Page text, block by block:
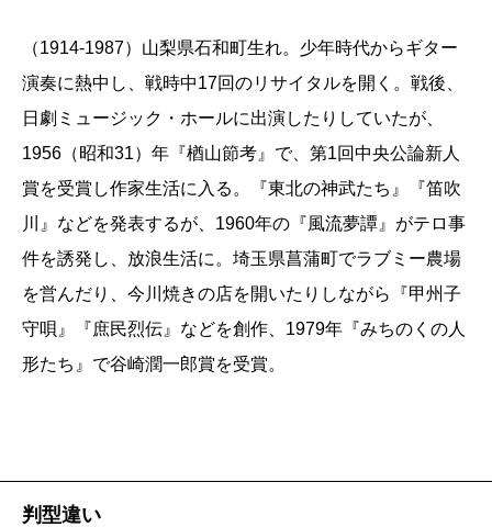
（1914-1987）山梨県石和町生れ。少年時代からギター
演奏に熱中し、戦時中17回のリサイタルを開く。戦後、
日劇ミュージック・ホールに出演したりしていたが、
1956（昭和31）年『楢山節考』で、第1回中央公論新人
賞を受賞し作家生活に入る。『東北の神武たち』『笛吹
川』などを発表するが、1960年の『風流夢譚』がテロ事
件を誘発し、放浪生活に。埼玉県菖蒲町でラブミー農場
を営んだり、今川焼きの店を開いたりしながら『甲州子
守唄』『庶民烈伝』などを創作、1979年『みちのくの人
形たち』で谷崎潤一郎賞を受賞。
判型違い